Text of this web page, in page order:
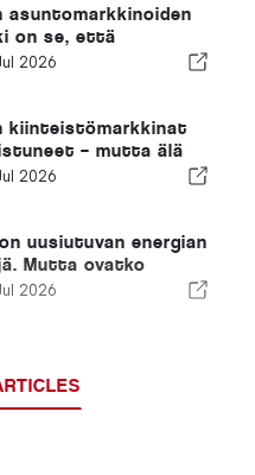
asuntomarkkinoiden
on se, että
jää edelleen
2026
kiinteistömarkkinat
– mutta älä
2026
uusiutuvan energian
Mutta ovatko
kuumuuteen?
2026